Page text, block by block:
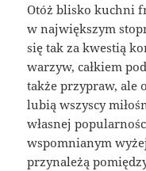
Otóż blisko kuchni
w największym
się tak za kwestią
warzyw, całkiem
także przypraw, ale
lubią wszyscy
własnej
wspomnianym
przynależą